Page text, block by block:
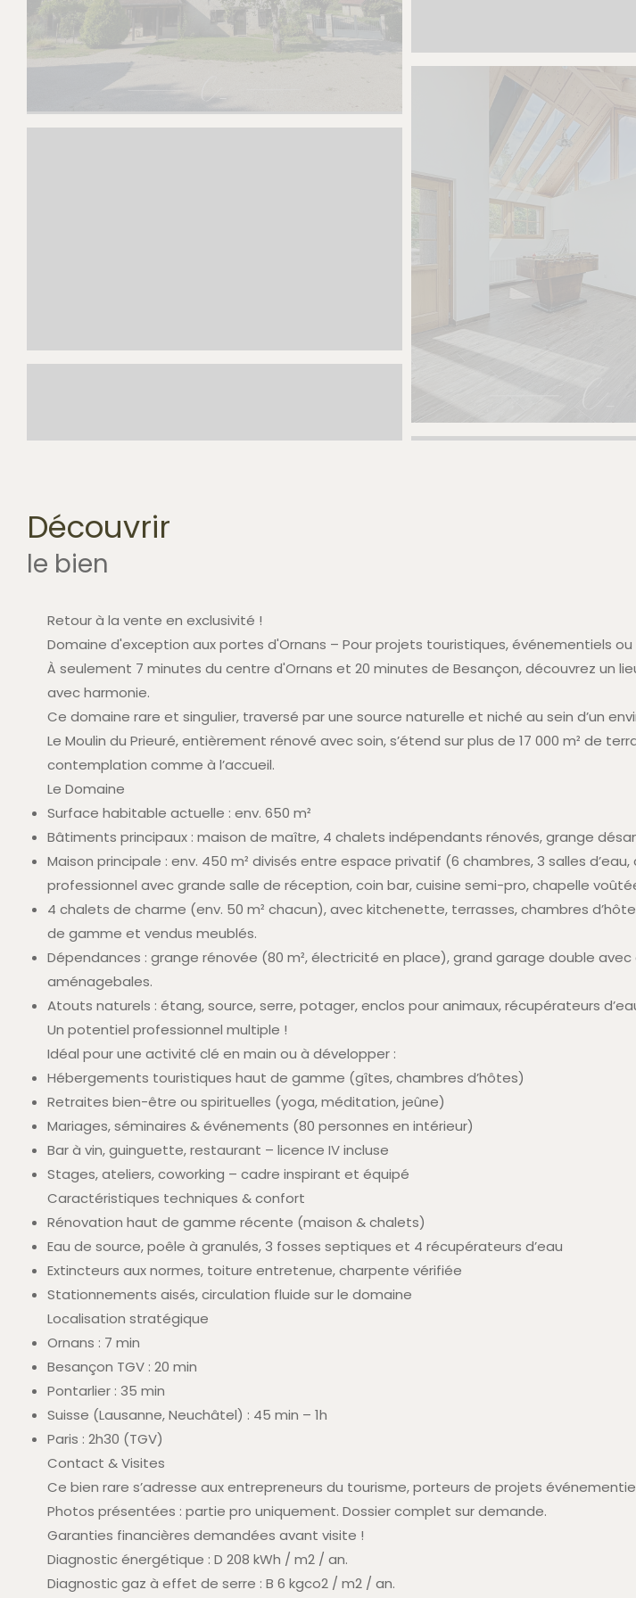
découvrir
le bien
Retour à la vente en exclusivité !
Domaine d'exception aux portes d'Ornans – Pour projets touristiques, événementiels
À seulement 7 minutes du centre d'Ornans et 20 minutes de Besançon, découvrez un
avec harmonie.
Ce domaine rare et singulier, traversé par une source naturelle et niché au sein d’un
Le Moulin du Prieuré, entièrement rénové avec soin, s’étend sur plus de 17 000 m² de
contemplation comme à l’accueil.
Le Domaine
Surface habitable actuelle : env. 650 m²
Bâtiments principaux : maison de maître, 4 chalets indépendants rénovés, grange
Maison principale : env. 450 m² divisés entre espace privatif (6 chambres, 3 salles
professionnel avec grande salle de réception, coin bar, cuisine semi-pro, chapelle
4 chalets de charme (env. 50 m² chacun), avec kitchenette, terrasses, chambres
de gamme et vendus meublés.
Dépendances : grange rénovée (80 m², électricité en place), grand garage double
aménagebales.
Atouts naturels : étang, source, serre, potager, enclos pour animaux, récupérateurs
Un potentiel professionnel multiple !
Idéal pour une activité clé en main ou à développer :
Hébergements touristiques haut de gamme (gîtes, chambres d’hôtes)
Retraites bien-être ou spirituelles (yoga, méditation, jeûne)
Mariages, séminaires & événements (80 personnes en intérieur)
Bar à vin, guinguette, restaurant – licence IV incluse
Stages, ateliers, coworking – cadre inspirant et équipé
Caractéristiques techniques & confort
Rénovation haut de gamme récente (maison & chalets)
Eau de source, poêle à granulés, 3 fosses septiques et 4 récupérateurs d’eau
Extincteurs aux normes, toiture entretenue, charpente vérifiée
Stationnements aisés, circulation fluide sur le domaine
Localisation stratégique
Ornans : 7 min
Besançon TGV : 20 min
Pontarlier : 35 min
Suisse (Lausanne, Neuchâtel) : 45 min – 1h
Paris : 2h30 (TGV)
Contact & Visites
Ce bien rare s’adresse aux entrepreneurs du tourisme, porteurs de projets
Photos présentées : partie pro uniquement. Dossier complet sur demande.
Garanties financières demandées avant visite !
Diagnostic énergétique : D 208 kWh / m2 / an.
Diagnostic gaz à effet de serre : B 6 kgco2 / m2 / an.